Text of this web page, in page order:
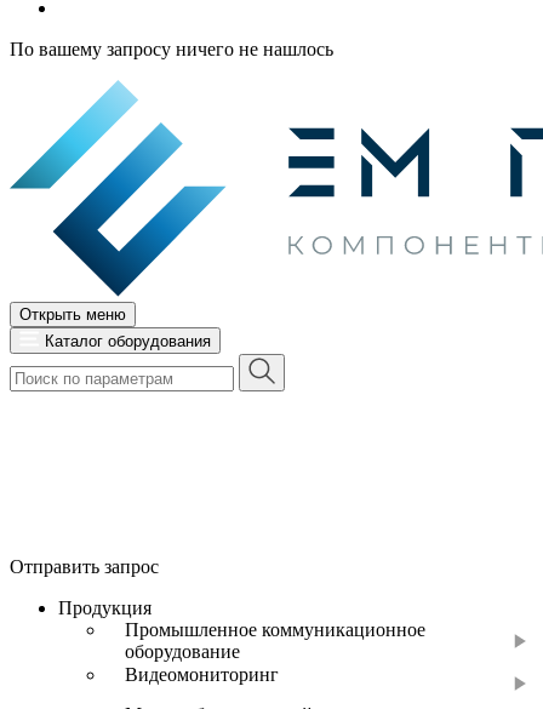
По вашему запросу ничего не нашлось
Открыть меню
Каталог оборудования
Отправить запрос
Продукция
Промышленное коммуникационное
оборудование
Видеомониторинг